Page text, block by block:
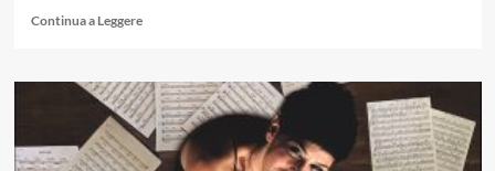
Continua a LeggereLeggi
su
«Love
Is
Necessary
Evil»